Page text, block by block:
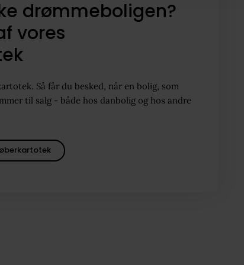
drømmeboligen?
vores
Så får du besked, når en bolig, som
til salg - både hos danbolig og hos andre